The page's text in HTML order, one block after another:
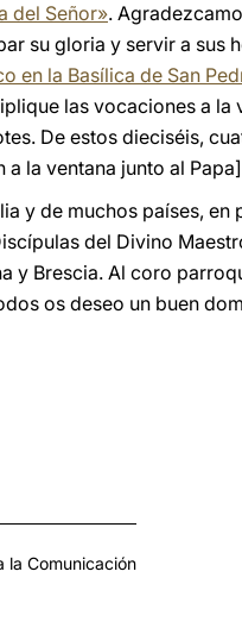
del Señor».
su gloria y servir a sus
en la Basílica de San
las vocaciones a la
De estos dieciséis,
la ventana junto al
y de muchos países, en
del Divino
y Brescia. Al coro
os deseo un buen
Comunicación